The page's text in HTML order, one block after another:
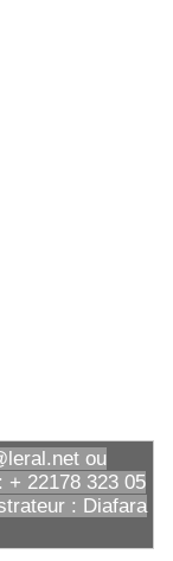
ou
+ 22178 323 05
: Diafara